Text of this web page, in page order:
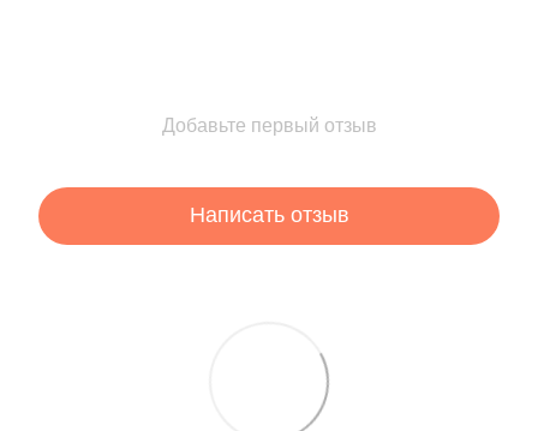
Добавьте первый отзыв
Написать отзыв